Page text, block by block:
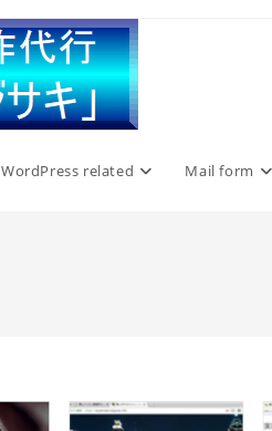
WordPress related Mail form